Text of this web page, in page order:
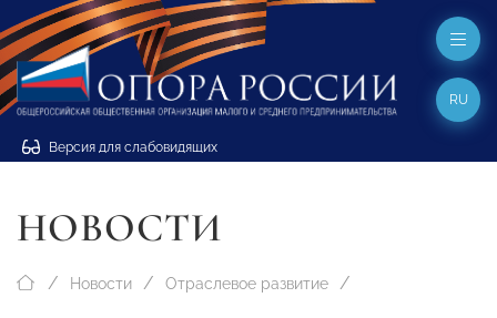
Версия для слабовидящих
RU
НОВОСТИ
Новости Отраслевое развитие